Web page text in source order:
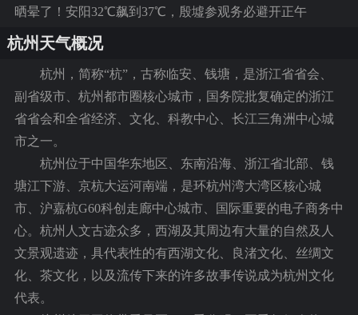
晒晕了！安阳32℃飙到37℃，殷墟参观务必避开正午
杭州天气概况
杭州，简称“杭”，古称临安、钱塘，是浙江省省会、
副省级市、杭州都市圈核心城市，国务院批复确定的浙江
省省会和全省经济、文化、科教中心、长江三角洲中心城
市之一。
杭州位于中国华东地区、东南沿海、浙江省北部、钱
塘江下游、京杭大运河南端，是环杭州湾大湾区核心城
市、沪嘉杭G60科创走廊中心城市、国际重要的电子商务中
心。杭州人文古迹众多，西湖及其周边有大量的自然及人
文景观遗迹，具代表性的有西湖文化、良渚文化、丝绸文
化、茶文化，以及流传下来的许多故事传说成为杭州文化
代表。